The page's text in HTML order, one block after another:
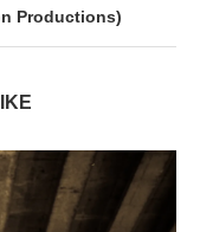
Productions)